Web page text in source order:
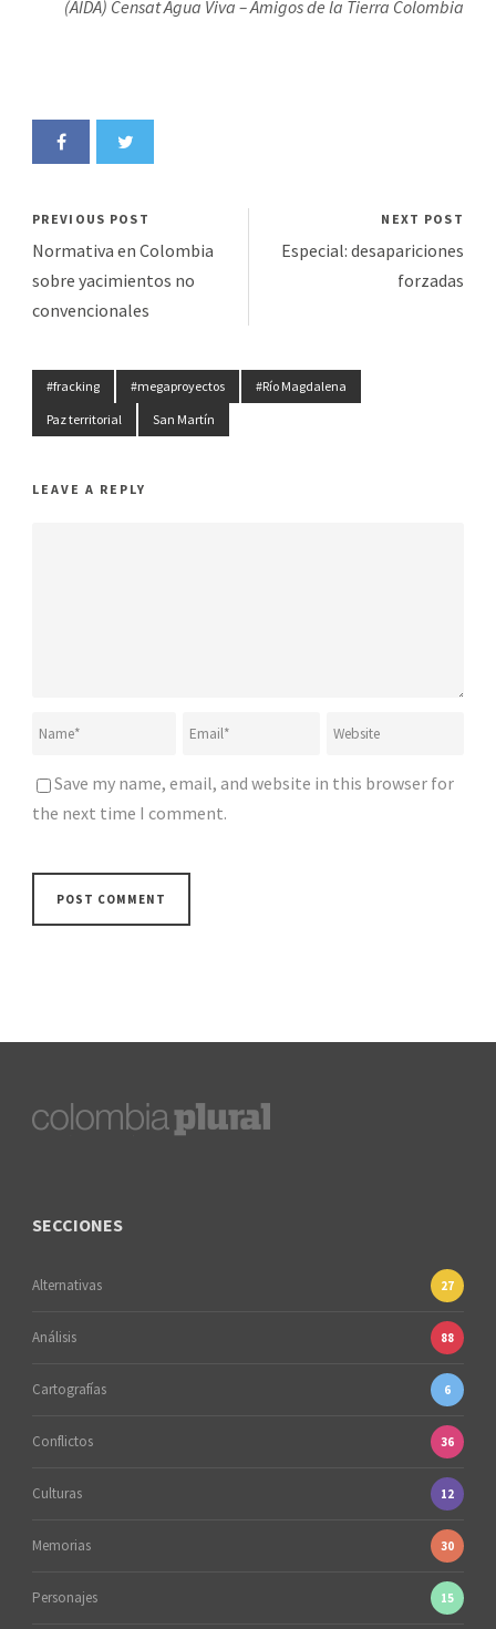
(AIDA) Censat Agua Viva – Amigos de la Tierra Colombia
PREVIOUS POST
Normativa en Colombia
sobre yacimientos no
convencionales
NEXT POST
Especial: desapariciones
forzadas
#fracking #megaproyectos
#Río Magdalena
Paz territorial
San Martín
LEAVE A REPLY
Save my name, email, and website in this browser for
the next time I comment.
SECCIONES
Alternativas 27
Análisis 88
Cartografías 6
Conflictos 36
Culturas 12
Memorias 30
Personajes 15